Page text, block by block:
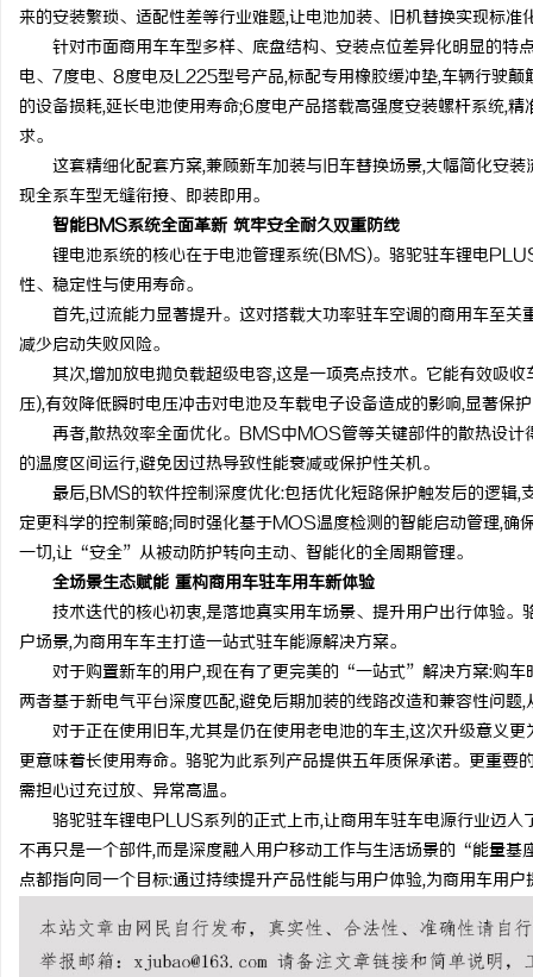
来的安装繁琐、适配性差等行业难题,让电池加装、旧机替换实现标准
针对市面商用车车型多样、底盘结构、安装点位差异化明显的特
电、7度电、8度电及L225型号产品,标配专用橡胶缓冲垫,车辆行驶
的设备损耗,延长电池使用寿命;6度电产品搭载高强度安装螺杆系统,
求。
这套精细化配套方案,兼顾新车加装与旧车替换场景,大幅简化安装
现全系车型无缝衔接、即装即用。
智能BMS系统全面革新 筑牢安全耐久双重防线
锂电池系统的核心在于电池管理系统(BMS)。骆驼驻车锂电
性、稳定性与使用寿命。
首先,过流能力显著提升。这对搭载大功率驻车空调的商用车至关
减少启动失败风险。
其次,增加放电抛负载超级电容,这是一项亮点技术。它能有效吸收
压),有效降低瞬时电压冲击对电池及车载电子设备造成的影响,显著保
再者,散热效率全面优化。BMS中MOS管等关键部件的散热设计
的温度区间运行,避免因过热导致性能衰减或保护性关机。
最后,BMS的软件控制深度优化:包括优化短路保护触发后的逻辑,
定更科学的控制策略;同时强化基于MOS温度检测的智能启动管理,确
一切,让“安全”从被动防护转向主动、智能化的全周期管理。
全场景生态赋能 重构商用车驻车用车新体验
技术迭代的核心初衷,是落地真实用车场景、提升用户出行体验。
户场景,为商用车车主打造一站式驻车能源解决方案。
对于购置新车的用户,现在有了更完美的“一站式”解决方案:购车
两者基于新电气平台深度匹配,避免后期加装的线路改造和兼容性问
对于正在使用旧车,尤其是仍在使用老电池的车主,这次升级意义
更意味着长使用寿命。骆驼为此系列产品提供五年质保承诺。更重
需担心过充过放、异常高温。
骆驼驻车锂电PLUS系列的正式上市,让商用车驻车电源行业迈入
不再只是一个部件,而是深度融入用户移动工作与生活场景的“能量
点都指向同一个目标:通过持续提升产品性能与用户体验,为商用车用